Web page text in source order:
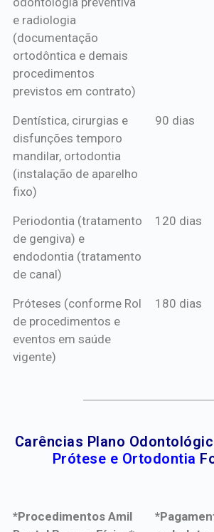
e radiologia
(documentação
ortodôntica e demais
procedimentos
previstos em contrato)
Dentística, cirurgias e
disfunções temporo
mandilar, ortodontia
(instalação de aparelho
fixo)
90 dias
Periodontia (tratamento
de gengiva) e
endodontia (tratamento
de canal)
120 dias
Próteses (conforme Rol
de procedimentos e
eventos em saúde
vigente)
180 dias
Carências Plano
Prótese e Ortodontia
*Procedimentos Amil